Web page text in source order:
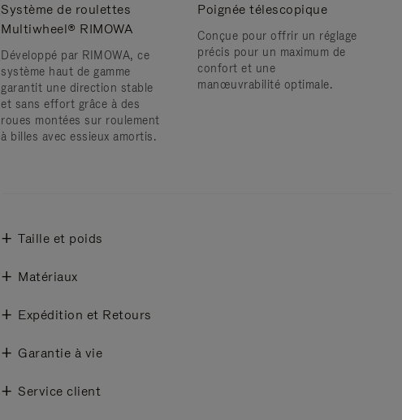
Système de roulettes
Multiwheel® RIMOWA
Développé par RIMOWA, ce
système haut de gamme
garantit une direction stable
et sans effort grâce à des
roues montées sur roulement
à billes avec essieux amortis.
Poignée télescopique
Conçue pour offrir un réglage
précis pour un maximum de
confort et une
manœuvrabilité optimale.
Taille et poids
Matériaux
Expédition et Retours
Garantie à vie
Service client